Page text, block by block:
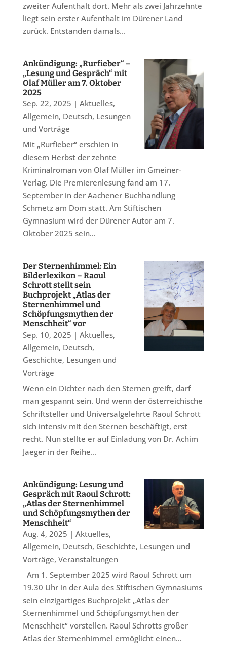
zweiter Aufenthalt dort. Mehr als zwei Jahrzehnte
liegt sein erster Aufenthalt im Dürener Land
zurück. Entstanden damals...
Ankündigung: „Rurfieber“ –
„Lesung und Gespräch“ mit
Olaf Müller am 7. Oktober
2025
Sep. 22, 2025 | Aktuelles,
Allgemein, Deutsch, Lesungen
und Vorträge
Mit „Rurfieber“ erschien in
diesem Herbst der zehnte
Kriminalroman von Olaf Müller im Gmeiner-
Verlag. Die Premierenlesung fand am 17.
September in der Aachener Buchhandlung
Schmetz am Dom statt. Am Stiftischen
Gymnasium wird der Dürener Autor am 7.
Oktober 2025 sein...
Der Sternenhimmel: Ein
Bilderlexikon – Raoul
Schrott stellt sein
Buchprojekt „Atlas der
Sternenhimmel und
Schöpfungsmythen der
Menschheit“ vor
Sep. 10, 2025 | Aktuelles,
Allgemein, Deutsch,
Geschichte, Lesungen und
Vorträge
Wenn ein Dichter nach den Sternen greift, darf
man gespannt sein. Und wenn der österreichische
Schriftsteller und Universalgelehrte Raoul Schrott
sich intensiv mit den Sternen beschäftigt, erst
recht. Nun stellte er auf Einladung von Dr. Achim
Jaeger in der Reihe...
Ankündigung: Lesung und
Gespräch mit Raoul Schrott:
„Atlas der Sternenhimmel
und Schöpfungsmythen der
Menschheit“
Aug. 4, 2025 | Aktuelles,
Allgemein, Deutsch, Geschichte, Lesungen und
Vorträge, Veranstaltungen
Am 1. September 2025 wird Raoul Schrott um
19.30 Uhr in der Aula des Stiftischen Gymnasiums
sein einzigartiges Buchprojekt „Atlas der
Sternenhimmel und Schöpfungsmythen der
Menschheit“ vorstellen. Raoul Schrotts großer
Atlas der Sternenhimmel ermöglicht einen...